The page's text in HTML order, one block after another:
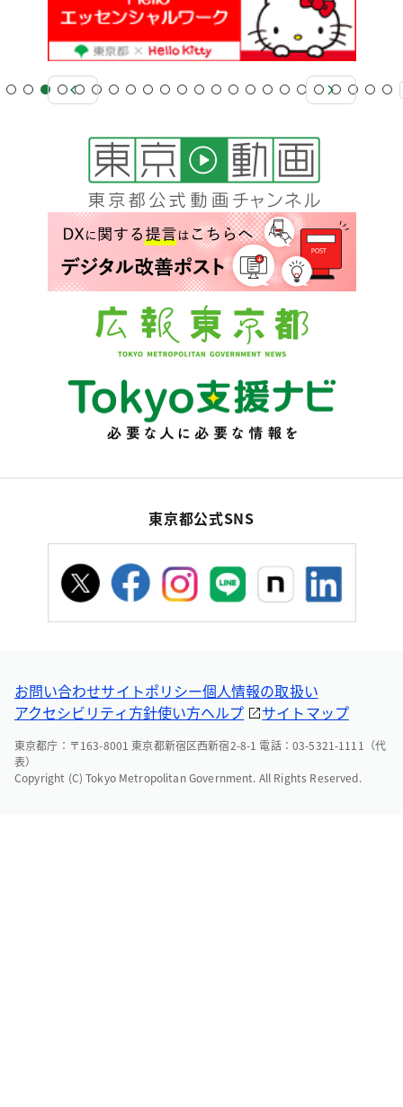
東京都公式SNS
お問い合わせサイトポリシー個人情報の取扱い
アクセシビリティ方針使い方ヘルプ サイトマップ
東京都庁：〒163-8001 東京都新宿区西新宿2-8-1 電話：03-5321-1111（代
表）
Copyright (C) Tokyo Metropolitan Government. All Rights Reserved.